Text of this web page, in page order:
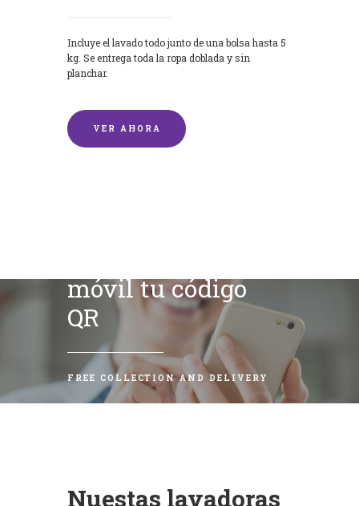
Incluye el lavado todo junto de una bolsa hasta 5
kg. Se entrega toda la ropa doblada y sin
planchar.
VER AHORA
móvil tu código
QR
FREE COLLECTION AND DELIVERY
Nuestas lavadoras